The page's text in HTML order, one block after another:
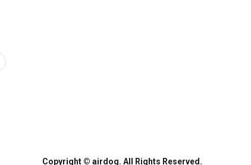
Copyright © airdog. All Rights Reserved.